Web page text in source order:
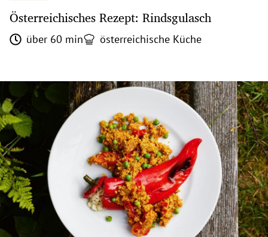
Österreichisches Rezept: Rindsgulasch
über 60 min österreichische Küche